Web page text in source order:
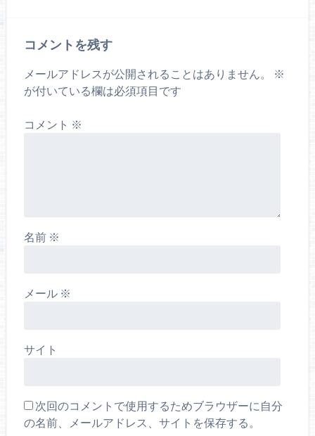
コメントを残す
メールアドレスが公開されることはありません。
※
が付いている欄は必須項目です
コメント ※
名前 ※
メール ※
サイト
次回のコメントで使用するためブラウザーに自分
の名前、メールアドレス、サイトを保存する。